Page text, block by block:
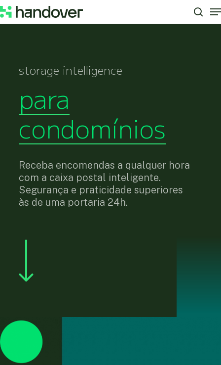
Skip
to
storage intelligence
para
condomínios
Receba encomendas a qualquer hora
com a caixa postal inteligente.
Segurança e praticidade superiores
às de uma portaria 24h.